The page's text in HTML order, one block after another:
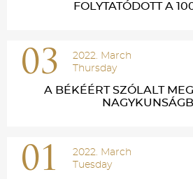
FOLYTATÓDOTT A
03
2022. March
Thursday
A BÉKÉÉRT SZÓLALT
01
2022. March
Tuesday